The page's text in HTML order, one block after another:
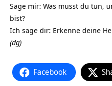
Sage mir: Was musst du tun,
bist?
Ich sage dir: Erkenne deine
(dg)
Facebook